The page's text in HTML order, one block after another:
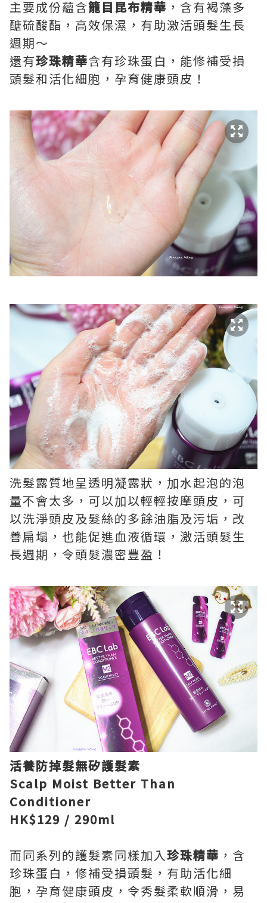
主要成份蘊含籠目昆布精華 ，含有褐藻多
醣硫酸酯，高效保濕，有助激活頭髮生長
週期～
還有珍珠精華含有珍珠蛋白，能修補受損
頭髮和活化細胞，孕育健康頭皮！
洗髮露質地呈透明凝露狀，加水起泡的泡
量不會太多，可以加以輕輕按摩頭皮，可
以洗淨頭皮及髮絲的多餘油脂及污垢，改
善扁塌，也能促進血液循環，激活頭髮生
長週期，令頭髮濃密豐盈！
活養防掉髮無矽護髮素
Scalp Moist Better Than
Conditioner
HK$129 / 290ml
而同系列的護髮素同樣加入珍珠精華 ，含
珍珠蛋白，修補受損頭髮，有助活化細
胞，孕育健康頭皮，令秀髮柔軟順滑，易